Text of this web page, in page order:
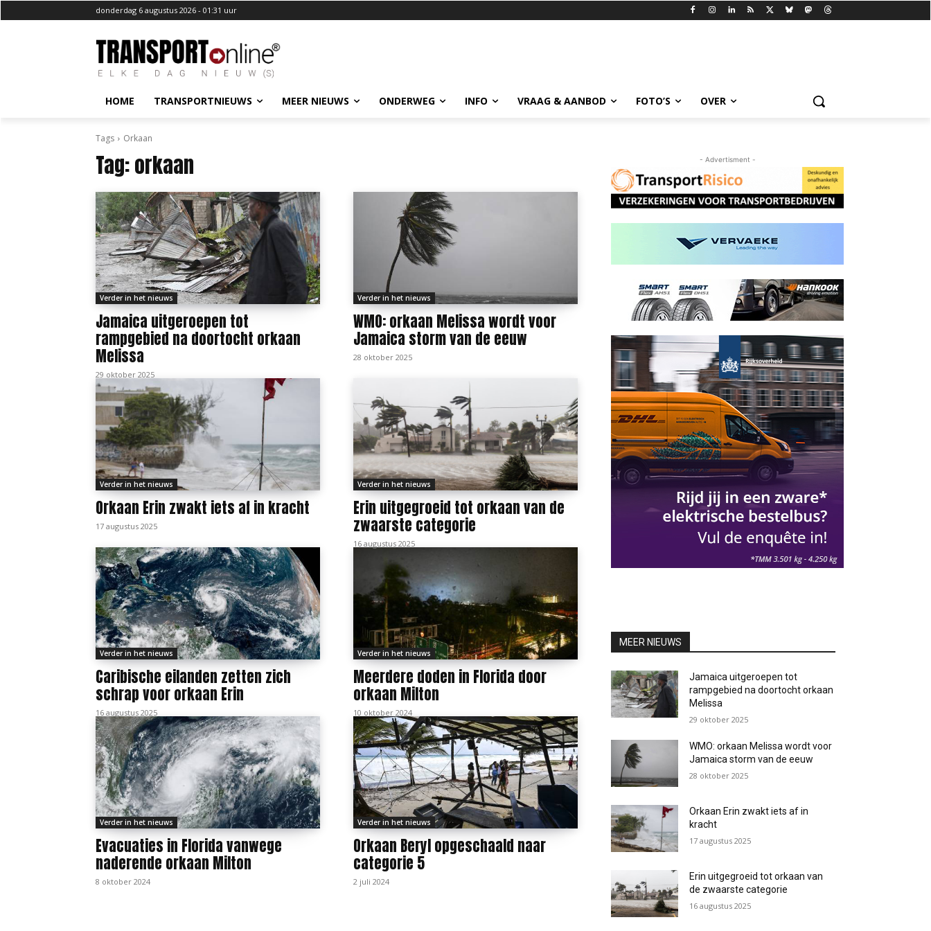
donderdag 6 augustus 2026 - 01:31 uur
HOME TRANSPORTNIEUWS MEER NIEUWS ONDERWEG INFO VRAAG & AANBOD FOTO’S OVER
Tags Orkaan
Tag:orkaan
Verder in het nieuws
Jamaica uitgeroepen tot
rampgebied na doortocht orkaan
Melissa
29 oktober 2025
Verder in het nieuws
WMO: orkaan Melissa wordt voor
Jamaica storm van de eeuw
28 oktober 2025
Verder in het nieuws
Orkaan Erin zwakt iets af in kracht
17 augustus 2025
Verder in het nieuws
Erin uitgegroeid tot orkaan van de
zwaarste categorie
16 augustus 2025
Verder in het nieuws
Caribische eilanden zetten zich
schrap voor orkaan Erin
16 augustus 2025
Verder in het nieuws
Meerdere doden in Florida door
orkaan Milton
10 oktober 2024
Verder in het nieuws
Evacuaties in Florida vanwege
naderende orkaan Milton
8 oktober 2024
Verder in het nieuws
Orkaan Beryl opgeschaald naar
categorie 5
2 juli 2024
- Advertisment -
MEER NIEUWS
Jamaica uitgeroepen tot
rampgebied na doortocht orkaan
Melissa
29 oktober 2025
WMO: orkaan Melissa wordt voor
Jamaica storm van de eeuw
28 oktober 2025
Orkaan Erin zwakt iets af in
kracht
17 augustus 2025
Erin uitgegroeid tot orkaan van
de zwaarste categorie
16 augustus 2025